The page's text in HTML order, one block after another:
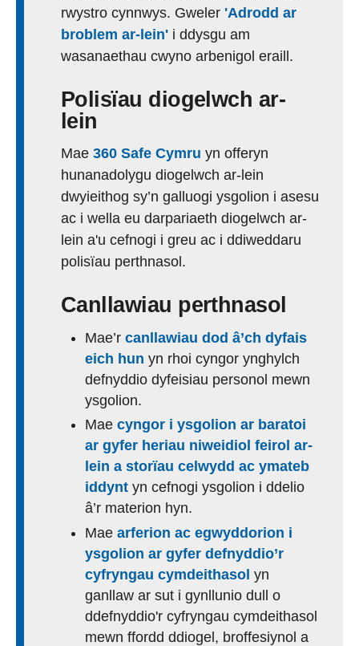
rwystro cynnwys. Gweler 'Adrodd ar
broblem ar-lein' i ddysgu am
wasanaethau cwyno arbenigol eraill.
Polisïau diogelwch ar-
lein
Mae 360 Safe Cymru yn offeryn
hunanadolygu diogelwch ar-lein
dwyieithog sy’n galluogi ysgolion i asesu
ac i wella eu darpariaeth diogelwch ar-
lein a'u cefnogi i greu ac i ddiweddaru
polisïau perthnasol.
Canllawiau perthnasol
Mae’r canllawiau dod â’ch dyfais
eich hun yn rhoi cyngor ynghylch
defnyddio dyfeisiau personol mewn
ysgolion.
Mae cyngor i ysgolion ar baratoi
ar gyfer heriau niweidiol feirol ar-
lein a storïau celwydd ac ymateb
iddynt yn cefnogi ysgolion i ddelio
â’r materion hyn.
Mae arferion ac egwyddorion i
ysgolion ar gyfer defnyddio’r
cyfryngau cymdeithasol yn
ganllaw ar sut i gynllunio dull o
ddefnyddio'r cyfryngau cymdeithasol
mewn ffordd ddiogel, broffesiynol a